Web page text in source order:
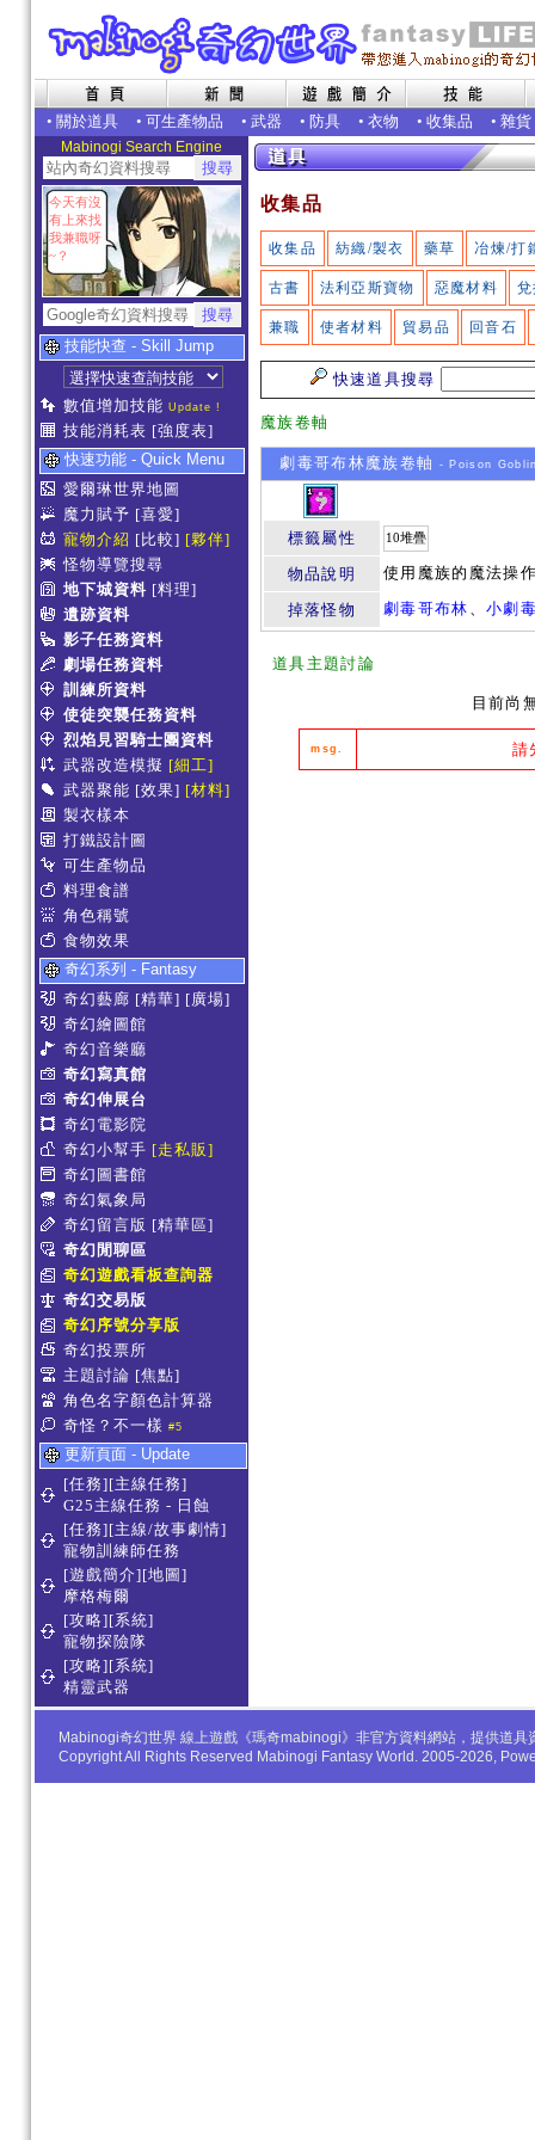
• 關於道具 • 可生產物品 • 武器 • 防具 • 衣物 • 收集品 • 雜貨
Mabinogi Search Engine
今天有沒
有上來找
我兼職呀
~？
技能快查 - Skill Jump
數值增加技能 Update !
技能消耗表 [強度表]
快速功能 - Quick Menu
愛爾琳世界地圖
魔力賦予 [喜愛]
寵物介紹 [比較] [夥伴]
怪物導覽搜尋
地下城資料 [料理]
遺跡資料
影子任務資料
劇場任務資料
訓練所資料
使徒突襲任務資料
烈焰見習騎士團資料
武器改造模擬 [細工]
武器聚能 [效果] [材料]
製衣樣本
打鐵設計圖
可生產物品
料理食譜
角色稱號
食物效果
奇幻系列 - Fantasy
奇幻藝廊 [精華] [廣場]
奇幻繪圖館
奇幻音樂廳
奇幻寫真館
奇幻伸展台
奇幻電影院
奇幻小幫手 [走私販]
奇幻圖書館
奇幻氣象局
奇幻留言版 [精華區]
奇幻閒聊區
奇幻遊戲看板查詢器
奇幻交易版
奇幻序號分享版
奇幻投票所
主題討論 [焦點]
角色名字顏色計算器
奇怪？不一樣 #5
更新頁面 - Update
[任務][主線任務]
G25主線任務 - 日蝕
[任務][主線/故事劇情]
寵物訓練師任務
[遊戲簡介][地圖]
摩格梅爾
[攻略][系統]
寵物探險隊
[攻略][系統]
精靈武器
收集品
收集品 紡織/製衣 藥草 冶煉/打
古書 法利亞斯寶物 惡魔材料
兼職 使者材料 貿易品 回音石
快速道具搜尋
魔族卷軸
劇毒哥布林魔族卷軸 - Poison
標籤屬性 10堆疊
物品說明 使用魔族的魔法操
掉落怪物 劇毒哥布林 、小劇
道具主題討論
目前尚
msg. 請
Mabinogi奇幻世界 線上遊戲《瑪奇mabinogi》非官方資料網站，提供道
Copyright All Rights Reserved Mabinogi Fantasy World. 2005-2026,